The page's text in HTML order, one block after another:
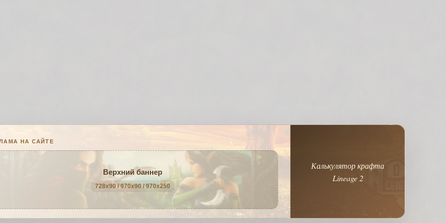
НА САЙТЕ
Верхний баннер
728x90 / 970x90 / 970x250
Калькулятор крафта
Lineage 2